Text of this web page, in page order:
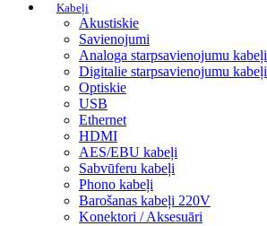
Kabeļi
Akustiskie
Savienojumi
Analoga starpsavienojumu kabeļi
Digitalie starpsavienojumu kabeļi
Optiskie
USB
Ethernet
HDMI
AES/EBU kabeļi
Sabvūferu kabeļi
Phono kabeļi
Barošanas kabeļi 220V
Konektori / Aksesuāri